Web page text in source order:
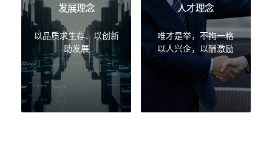
发展理念
以品质求生存、以创新
助发展
人才理念
唯才是举，不拘一格
以人兴企，以酬激励